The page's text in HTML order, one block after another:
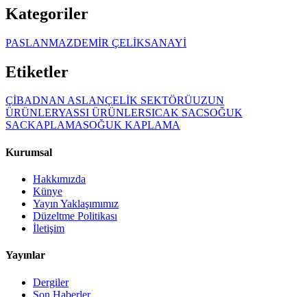
Kategoriler
PASLANMAZDEMİR ÇELİKSANAYİ
Etiketler
ÇİBADNAN ASLANÇELİK SEKTÖRÜUZUN
ÜRÜNLERYASSI ÜRÜNLERSICAK SACSOĞUK
SACKAPLAMASOĞUK KAPLAMA
Kurumsal
Hakkımızda
Künye
Yayın Yaklaşımımız
Düzeltme Politikası
İletişim
Yayınlar
Dergiler
Son Haberler